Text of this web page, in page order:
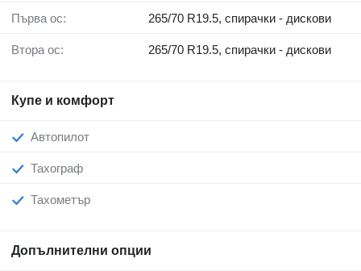
Първа ос: 265/70 R19.5, спирачки - дискови
Втора ос: 265/70 R19.5, спирачки - дискови
Купе и комфорт
Автопилот
Тахограф
Тахометър
Допълнителни опции